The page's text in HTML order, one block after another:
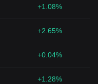
+1.08%
+2.65%
+0.04%
+1.28%